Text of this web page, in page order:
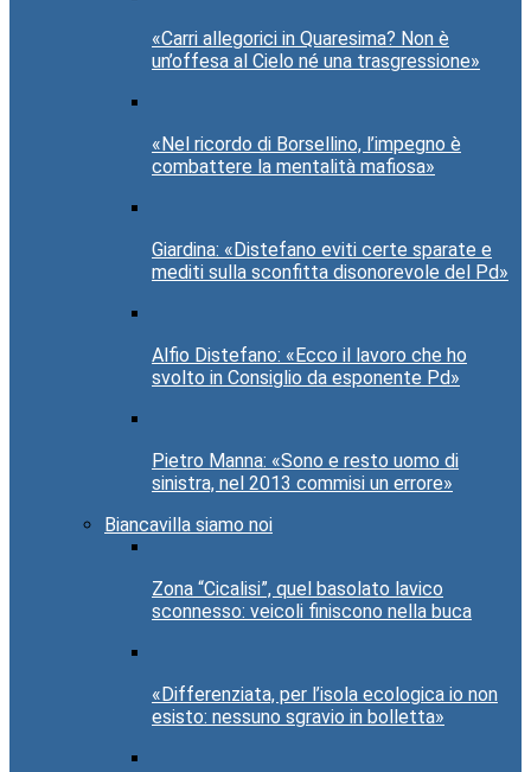
«Carri allegorici in Quaresima? Non è
un’offesa al Cielo né una trasgressione»
«Nel ricordo di Borsellino, l’impegno è
combattere la mentalità mafiosa»
Giardina: «Distefano eviti certe sparate e
mediti sulla sconfitta disonorevole del Pd»
Alfio Distefano: «Ecco il lavoro che ho
svolto in Consiglio da esponente Pd»
Pietro Manna: «Sono e resto uomo di
sinistra, nel 2013 commisi un errore»
Biancavilla siamo noi
Zona “Cicalisi”, quel basolato lavico
sconnesso: veicoli finiscono nella buca
«Differenziata, per l’isola ecologica io non
esisto: nessuno sgravio in bolletta»